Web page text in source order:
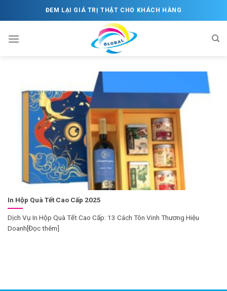
to
ĐEM LẠI GIÁ TRỊ THẬT CHO KHÁCH HÀNG
In Hộp Quà Tết Cao Cấp 2025
Dịch Vụ In Hộp Quà Tết Cao Cấp: 13 Cách Tôn Vinh Thương Hiệu
Doanh[Đọc thêm]